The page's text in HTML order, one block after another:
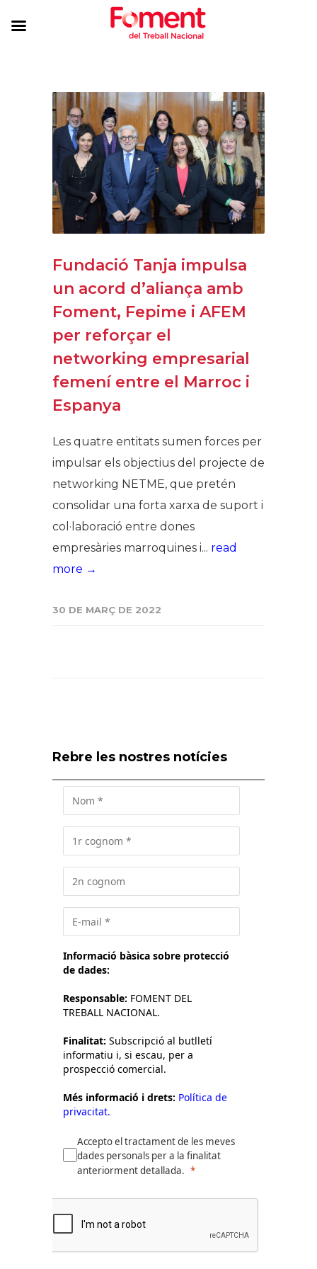
Fundació Tanja impulsa
un acord d’aliança amb
Foment, Fepime i AFEM
per reforçar el
networking empresarial
femení entre el Marroc i
Espanya
Les quatre entitats sumen forces per
impulsar els objectius del projecte de
networking NETME, que pretén
consolidar una forta xarxa de suport i
col·laboració entre dones
empresàries marroquines i... read
more →
30 DE MARÇ DE 2022
Rebre les nostres notícies
Informació bàsica sobre protecció
de dades:
Responsable: FOMENT DEL
TREBALL NACIONAL.
Finalitat: Subscripció al butlletí
informatiu i, si escau, per a
prospecció comercial.
Més informació i drets: Política de
privacitat.
Accepto el tractament de les meves
dades personals per a la finalitat
anteriorment detallada.